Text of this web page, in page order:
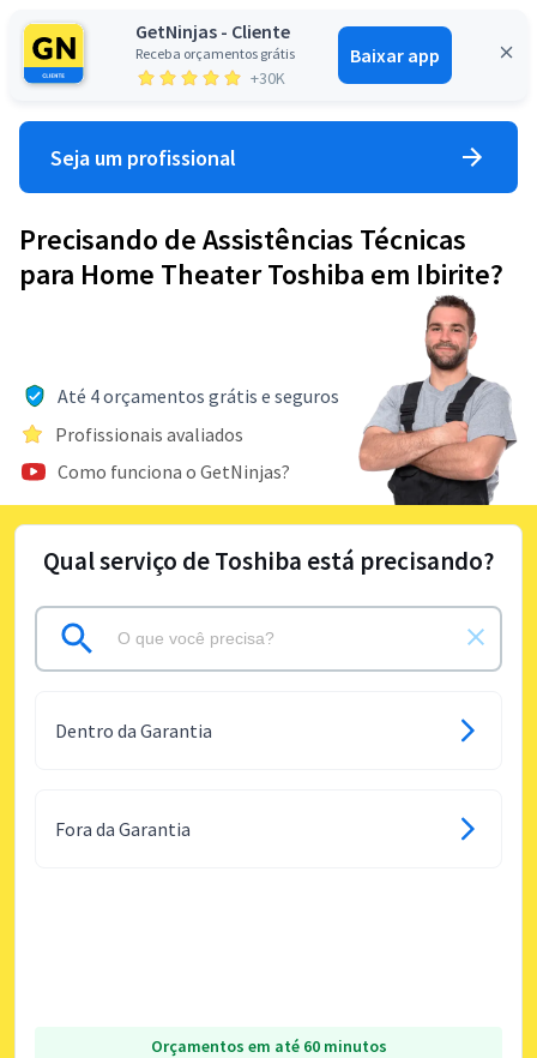
GetNinjas - Cliente
Receba orçamentos grátis
+30K
Baixar app
Entrar
Seja um profissional
Precisando de Assistências Técnicas
para Home Theater Toshiba em Ibirite?
Até 4 orçamentos grátis e seguros
Profissionais avaliados
Como funciona o GetNinjas?
Qual serviço de Toshiba está precisando?
Dentro da Garantia
Fora da Garantia
Orçamentos em até 60 minutos